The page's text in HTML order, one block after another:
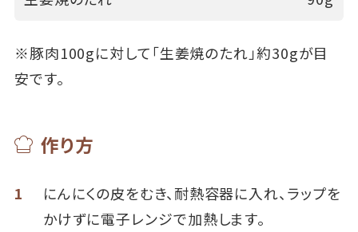
※豚肉100gに対して「生姜焼のたれ」約30gが目
安です。
作り方
1
にんにくの皮をむき、耐熱容器に入れ、ラップを
かけずに電子レンジで加熱します。